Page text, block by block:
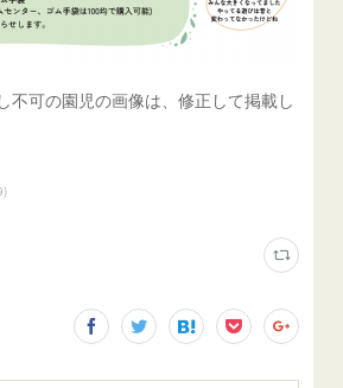
不可の園児の画像は、修正して掲載し
)